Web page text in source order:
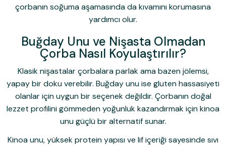
çorbanın soğuma aşamasında da kıvamını korumasına
yardımcı olur.
Buğday Unu ve Nişasta Olmadan
Çorba Nasıl Koyulaştırılır?
Klasik nişastalar çorbalara parlak ama bazen jölemsi,
yapay bir doku verebilir. Buğday unu ise gluten hassasiyeti
olanlar için uygun bir seçenek değildir. Çorbanın doğal
lezzet profilini gömmeden yoğunluk kazandırmak için kinoa
unu güçlü bir alternatif sunar.
Kinoa unu, yüksek protein yapısı ve lif içeriği sayesinde sıvı